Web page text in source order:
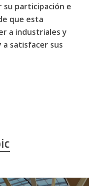
participación e
que esta
a industriales y
satisfacer sus